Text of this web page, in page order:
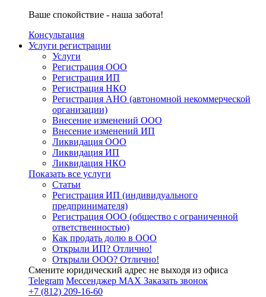
Ваше спокойствие - наша забота!
Консультация
Услуги регистрации
Услуги
Регистрация ООО
Регистрация ИП
Регистрация НКО
Регистрация АНО (автономной некоммерческой
организации)
Внесение изменений ООО
Внесение изменений ИП
Ликвидация ООО
Ликвидация ИП
Ликвидация НКО
Показать все услуги
Статьи
Регистрация ИП (индивидуального
предпринимателя)
Регистрация ООО (общество с ограниченной
ответственностью)
Как продать долю в ООО
Открыли ИП? Отлично!
Открыли ООО? Отлично!
Смените юридический адрес не выходя из офиса
Telegram Мессенджер MAX Заказать звонок
+7 (812) 209-16-60